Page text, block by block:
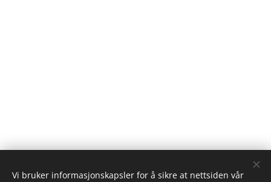
Vi bruker informasjonskapsler for å sikre at nettsiden vår